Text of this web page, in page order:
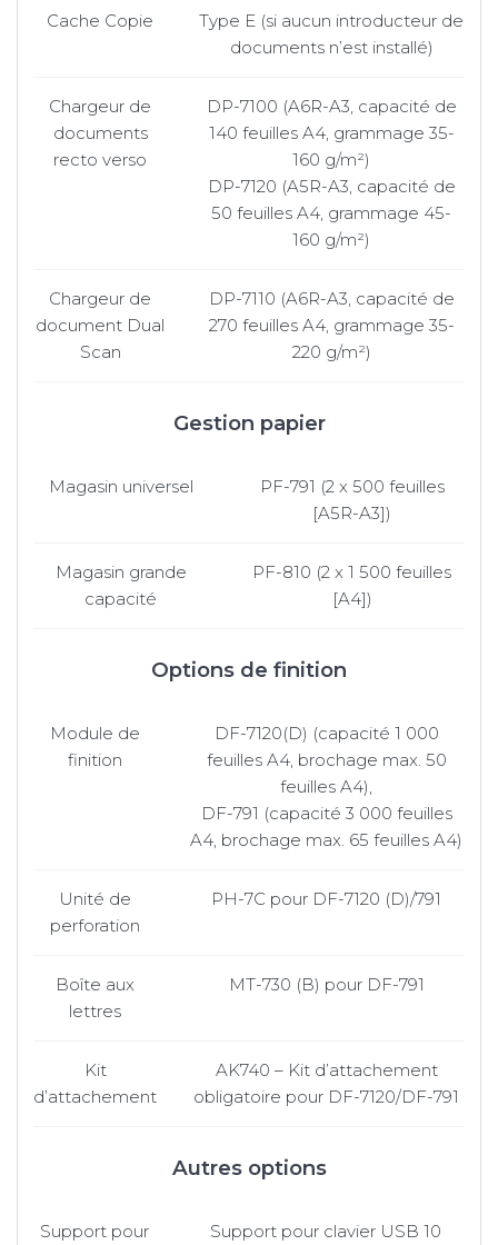
Cache Copie
Type E (si aucun introducteur de
documents n’est installé)
Chargeur de
documents
recto verso
DP-7100 (A6R-A3, capacité de
140 feuilles A4, grammage 35-
160 g/m²)
DP-7120 (A5R-A3, capacité de
50 feuilles A4, grammage 45-
160 g/m²)
Chargeur de
document Dual
Scan
DP-7110 (A6R-A3, capacité de
270 feuilles A4, grammage 35-
220 g/m²)
Gestion papier
Magasin universel
PF-791 (2 x 500 feuilles
[A5R-A3])
Magasin grande
capacité
PF-810 (2 x 1 500 feuilles
[A4])
Options de finition
Module de
finition
DF-7120(D) (capacité 1 000
feuilles A4, brochage max. 50
feuilles A4),
DF-791 (capacité 3 000 feuilles
A4, brochage max. 65 feuilles A4)
Unité de
perforation
PH-7C pour DF-7120 (D)/791
Boîte aux
lettres
MT-730 (B) pour DF-791
Kit
d’attachement
AK740 – Kit d’attachement
obligatoire pour DF-7120/DF-791
Autres options
Support pour
Support pour clavier USB 10